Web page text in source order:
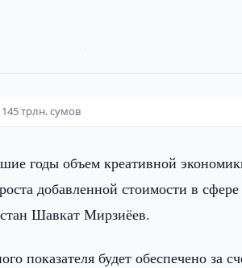
трлн. сумов
годы объем креативной
добавленной стоимости в
Шавкат Мирзиёев.
показателя будет обеспечено за